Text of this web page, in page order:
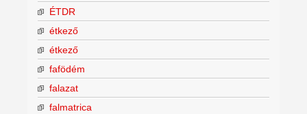
ÉTDR
étkező
étkező
fafödém
falazat
falmatrica